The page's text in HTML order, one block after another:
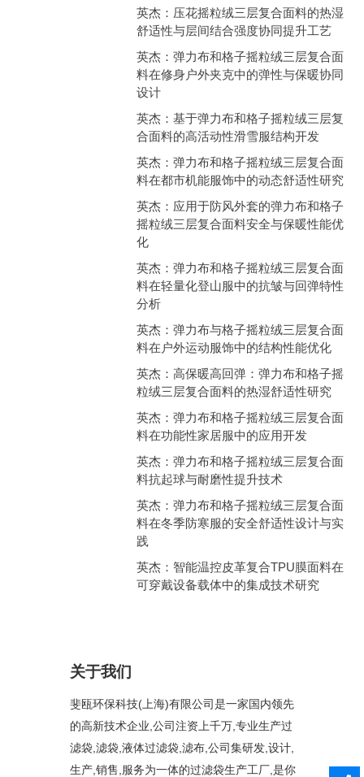
英杰：压花摇粒绒三层复合面料的热湿
舒适性与层间结合强度协同提升工艺
英杰：弹力布和格子摇粒绒三层复合面
料在修身户外夹克中的弹性与保暖协同
设计
英杰：基于弹力布和格子摇粒绒三层复
合面料的高活动性滑雪服结构开发
英杰：弹力布和格子摇粒绒三层复合面
料在都市机能服饰中的动态舒适性研究
英杰：应用于防风外套的弹力布和格子
摇粒绒三层复合面料安全与保暖性能优
化
英杰：弹力布和格子摇粒绒三层复合面
料在轻量化登山服中的抗皱与回弹特性
分析
英杰：弹力布与格子摇粒绒三层复合面
料在户外运动服饰中的结构性能优化
英杰：高保暖高回弹：弹力布和格子摇
粒绒三层复合面料的热湿舒适性研究
英杰：弹力布和格子摇粒绒三层复合面
料在功能性家居服中的应用开发
英杰：弹力布和格子摇粒绒三层复合面
料抗起球与耐磨性提升技术
英杰：弹力布和格子摇粒绒三层复合面
料在冬季防寒服的安全舒适性设计与实
践
英杰：智能温控皮革复合TPU膜面料在
可穿戴设备载体中的集成技术研究
关于我们
斐瓯环保科技(上海)有限公司是一家国内领先
的高新技术企业,公司注资上千万,专业生产过
滤袋,滤袋,液体过滤袋,滤布,公司集研发,设计,
生产,销售,服务为一体的过滤袋生产工厂,是你